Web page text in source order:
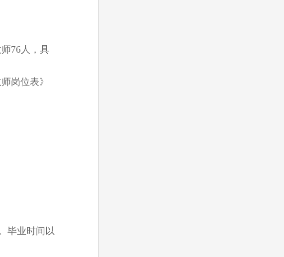
76人，具
岗位表》
毕业时间以